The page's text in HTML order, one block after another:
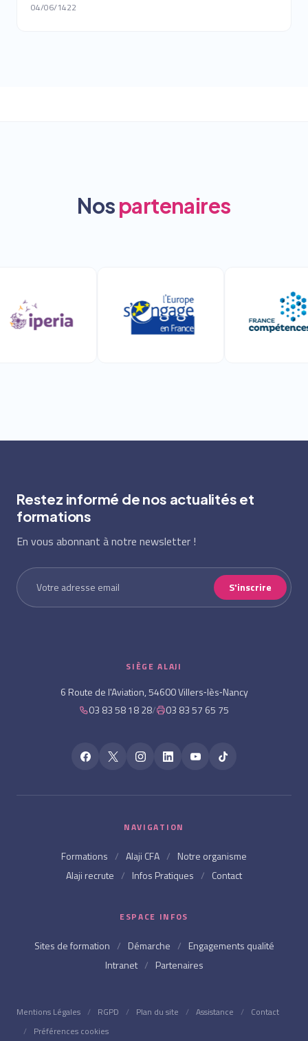
04/06/1422
Nospartenaires
Restez informé de nos actualités et
formations
En vous abonnant à notre newsletter !
S'inscrire
SIÈGE ALAJI
6 Route de l'Aviation, 54600 Villers‑lès‑Nancy
03 83 58 18 28/ 03 83 57 65 75
NAVIGATION
Formations / Alaji CFA / Notre organisme
Alaji recrute / Infos Pratiques / Contact
ESPACE INFOS
Sites de formation / Démarche / Engagements qualité
Intranet / Partenaires
Mentions Légales / RGPD / Plan du site / Assistance /
Contact
/
Préférences cookies